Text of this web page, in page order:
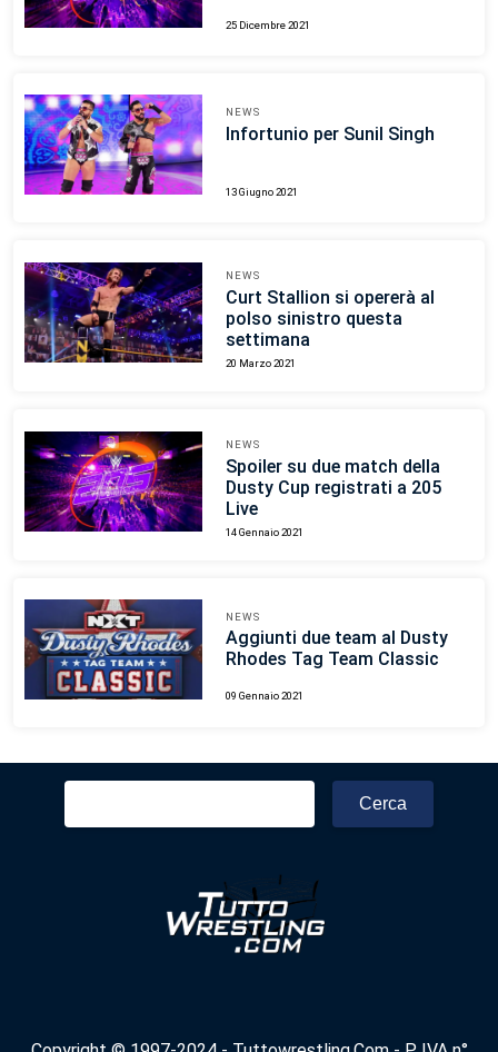
25 Dicembre 2021
NEWS
Infortunio per Sunil Singh
13 Giugno 2021
NEWS
Curt Stallion si opererà al
polso sinistro questa
settimana
20 Marzo 2021
NEWS
Spoiler su due match della
Dusty Cup registrati a 205
Live
14 Gennaio 2021
NEWS
Aggiunti due team al Dusty
Rhodes Tag Team Classic
09 Gennaio 2021
Ricerca